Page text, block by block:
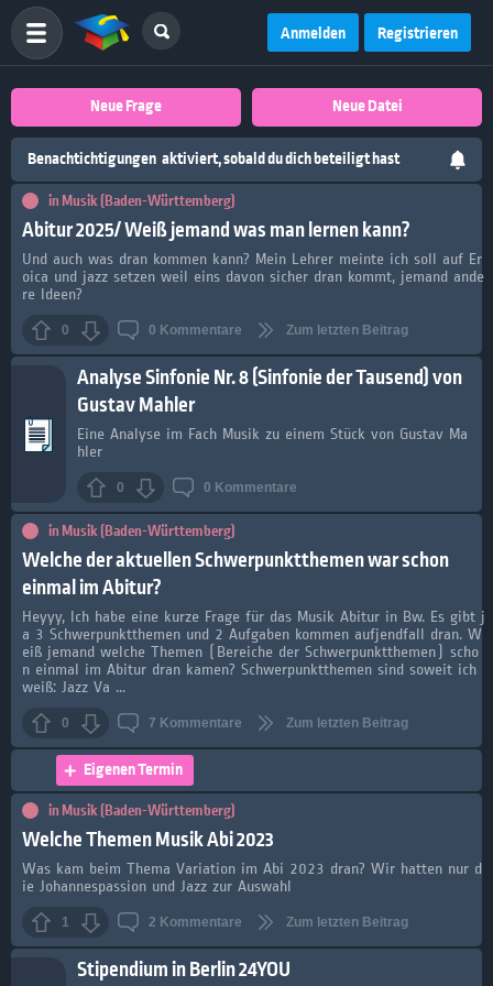
Anmelden Registrieren
Neue Frage Neue Datei
Benachtichtigungen aktiviert, sobald du dich beteiligt hast
inMusik (Baden-Württemberg)
Abitur 2025/ Weiß jemand was man lernen kann?
Und auch was dran kommen kann? Mein Lehrer meinte ich soll auf Er
oica und jazz setzen weil eins davon sicher dran kommt, jemand ande
re Ideen?
0 0 Kommentare Zum letzten Beitrag
Analyse Sinfonie Nr. 8 (Sinfonie der Tausend) von
Gustav Mahler
Eine Analyse im Fach Musik zu einem Stück von Gustav Ma
hler
0 0 Kommentare
inMusik (Baden-Württemberg)
Welche der aktuellen Schwerpunktthemen war schon
einmal im Abitur?
Heyyy, Ich habe eine kurze Frage für das Musik Abitur in Bw. Es gibt j
a 3 Schwerpunktthemen und 2 Aufgaben kommen aufjendfall dran. W
eiß jemand welche Themen (Bereiche der Schwerpunktthemen) scho
n einmal im Abitur dran kamen? Schwerpunktthemen sind soweit ich
weiß: Jazz Va ...
0 7 Kommentare Zum letzten Beitrag
Eigenen Termin
inMusik (Baden-Württemberg)
Welche Themen Musik Abi 2023
Was kam beim Thema Variation im Abi 2023 dran? Wir hatten nur d
ie Johannespassion und Jazz zur Auswahl
1 2 Kommentare Zum letzten Beitrag
Stipendium in Berlin 24YOU